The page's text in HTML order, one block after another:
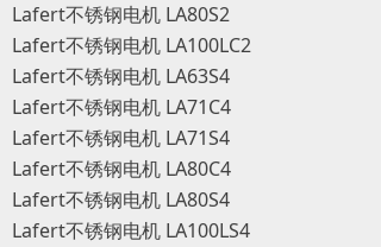
Lafert不锈钢电机 LA80S2
Lafert不锈钢电机 LA100LC2
Lafert不锈钢电机 LA63S4
Lafert不锈钢电机 LA71C4
Lafert不锈钢电机 LA71S4
Lafert不锈钢电机 LA80C4
Lafert不锈钢电机 LA80S4
Lafert不锈钢电机 LA100LS4